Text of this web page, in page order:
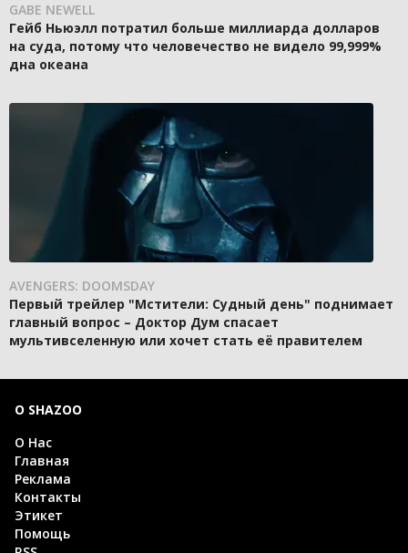
GABE NEWELL
Гейб Ньюэлл потратил больше миллиарда долларов
на суда, потому что человечество не видело 99,999%
дна океана
AVENGERS: DOOMSDAY
Первый трейлер "Мстители: Судный день" поднимает
главный вопрос – Доктор Дум спасает
мультивселенную или хочет стать её правителем
О SHAZOO
О Нас
Главная
Реклама
Контакты
Этикет
Помощь